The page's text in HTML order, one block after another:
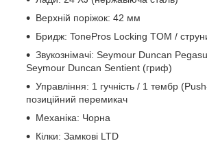
Верхній поріжок: 42 мм
Бридж: TonePros Locking TOM /
Звукознімачі: Seymour Duncan
Seymour Duncan Sentient (гриф)
Управління: 1 гучність / 1 тембр
позиційний перемикач
Механіка: Чорна
Кілки: Замкові LTD